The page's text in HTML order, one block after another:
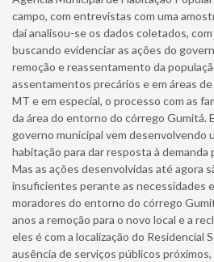
campo, com entrevistas com uma
daí analisou-se os dados coletados,
buscando evidenciar as ações do
remoção e reassentamento da
assentamentos precários e em áreas
MT e em especial, o processo com as
da área do entorno do córrego Gumitá.
governo municipal vem desenvolvendo
habitação para dar resposta à demanda
Mas as ações desenvolvidas até agora
insuficientes perante as necessidades
moradores do entorno do córrego
anos a remoção para o novo local e a
eles é com a localização do Residencial
ausência de serviços públicos